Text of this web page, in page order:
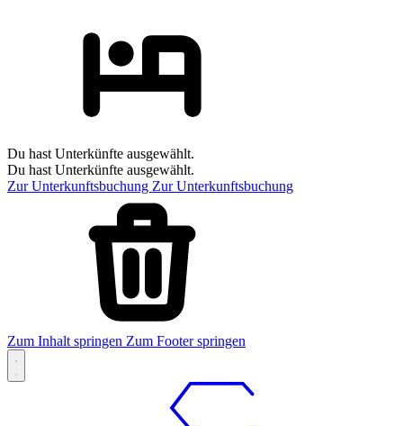
Du hast Unterkünfte ausgewählt.
Du hast Unterkünfte ausgewählt.
Zur Unterkunftsbuchung Zur Unterkunftsbuchung
Zum Inhalt springen Zum Footer springen